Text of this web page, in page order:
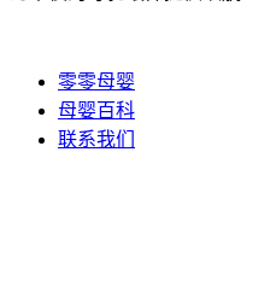
零零母婴
母婴百科
联系我们